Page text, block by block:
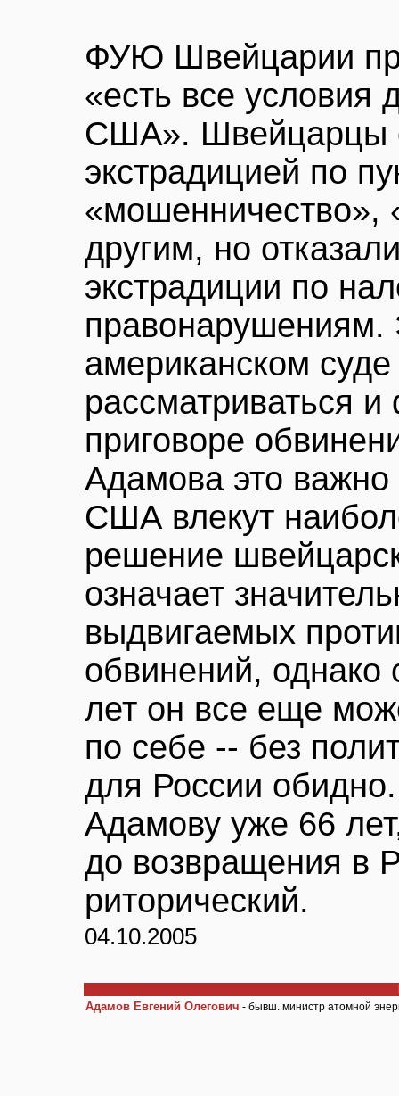
ФУЮ Швейцарии
«есть все
США». Швейцарцы
экстрадицией по
«мошенничество»,
другим, но
экстрадиции по
правонарушениям.
американском суде
рассматриваться и
приговоре
Адамова это важно
США влекут
решение
означает
выдвигаемых
обвинений, однако
лет он все еще
по себе -- без
для России
Адамову уже 66
до возвращения в
риторический.
04.10.2005
Адамов Евгений Олегович - бывш. министр атомной